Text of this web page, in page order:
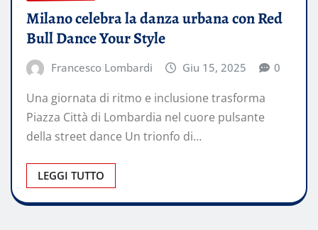
Milano celebra la danza urbana con Red
Bull Dance Your Style
Francesco Lombardi Giu 15, 2025 0
Una giornata di ritmo e inclusione trasforma
Piazza Città di Lombardia nel cuore pulsante
della street dance Un trionfo di…
LEGGI TUTTO